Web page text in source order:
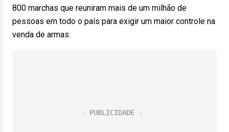
800 marchas que reuniram mais de um milhão de
pessoas em todo o país para exigir um maior controle na
venda de armas.